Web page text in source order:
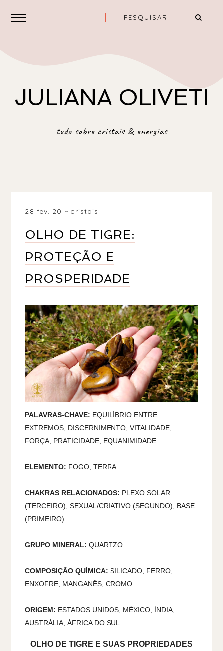
JULIANA OLIVETI
tudo sobre cristais & energias
28 fev. 20 cristais
OLHO DE TIGRE:
PROTEÇÃO E
PROSPERIDADE
PALAVRAS-CHAVE: EQUILÍBRIO ENTRE
EXTREMOS, DISCERNIMENTO, VITALIDADE,
FORÇA, PRATICIDADE, EQUANIMIDADE.
ELEMENTO: FOGO, TERRA
CHAKRAS RELACIONADOS: PLEXO SOLAR
(TERCEIRO), SEXUAL/CRIATIVO (SEGUNDO), BASE
(PRIMEIRO)
GRUPO MINERAL:QUARTZO
COMPOSIÇÃO QUÍMICA:SILICADO, FERRO,
ENXOFRE, MANGANÊS, CROMO.
ORIGEM: ESTADOS UNIDOS, MÉXICO, ÍNDIA,
AUSTRÁLIA, ÁFRICA DO SUL
OLHO DE TIGRE E SUAS PROPRIEDADES